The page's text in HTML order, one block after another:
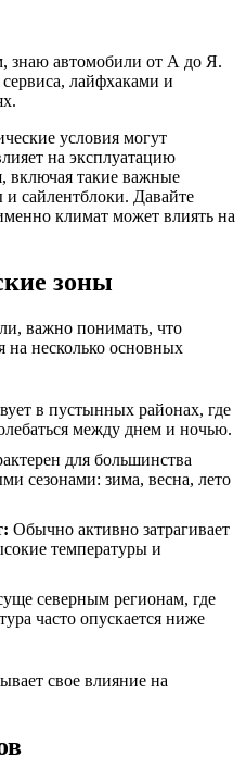
знаю автомобили от А до Я.
лайфхаками и
условия могут
на эксплуатацию
включая такие важные
сайлентблоки. Давайте
климат может влиять на
зоны
важно понимать, что
на несколько основных
в пустынных районах, где
между днем и ночью.
для большинства
сезонами: зима, весна, лето
Обычно активно затрагивает
температуры и
северным регионам, где
часто опускается ниже
свое влияние на